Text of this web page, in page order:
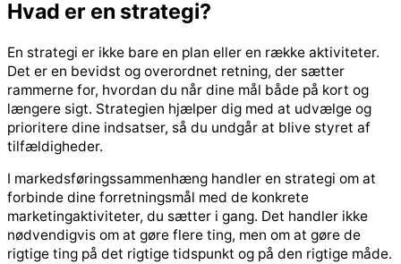
Hvad er en strategi?
En strategi er ikke bare en plan eller en række aktiviteter.
Det er en bevidst og overordnet retning, der sætter
rammerne for, hvordan du når dine mål både på kort og
længere sigt. Strategien hjælper dig med at udvælge og
prioritere dine indsatser, så du undgår at blive styret af
tilfældigheder.
I markedsføringssammenhæng handler en strategi om at
forbinde dine forretningsmål med de konkrete
marketingaktiviteter, du sætter i gang. Det handler ikke
nødvendigvis om at gøre flere ting, men om at gøre de
rigtige ting på det rigtige tidspunkt og på den rigtige måde.